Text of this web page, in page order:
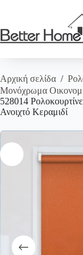
Αρχική σελίδα /
Μονόχρωμα
528014
Ανοιχτό Κεραμιδί